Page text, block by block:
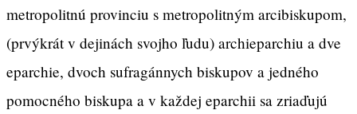
metropolitnú provinciu s metropolitným arcibiskupom,
(prvýkrát v dejinách svojho ľudu) archieparchiu a dve
eparchie, dvoch sufragánnych biskupov a jedného
pomocného biskupa a v každej eparchii sa zriaďujú